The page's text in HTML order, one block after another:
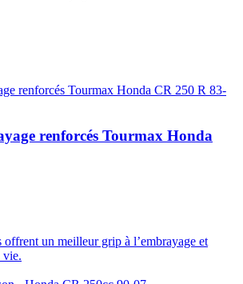
renforcés Tourmax Honda
offrent un meilleur grip à l’embrayage et
vie.